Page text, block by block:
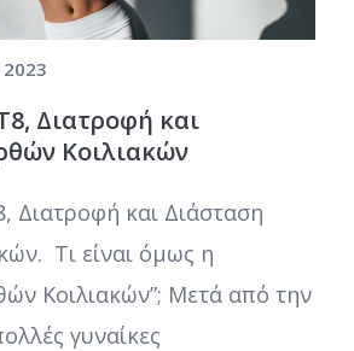
Διατροφή και
Κοιλιακών
Διατροφή και Διάσταση
Τι είναι όμως η
Κοιλιακών”; Μετά από την
γυναίκες